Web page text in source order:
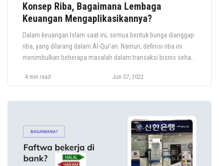
Konsep Riba, Bagaimana Lembaga
Keuangan Mengaplikasikannya?
Dalam keuangan Islam saat ini, semua bentuk bunga dianggap
riba, yang dilarang dalam Al-Qur’an. Namun, definisi riba ini
menimbulkan beberapa masalah dalam transaksi bisnis sehari-
operasional yang sangat mirip dengan bunga, sementara
artikel kami tentang Hukum Bekerja di Bank Artikel ini mencoba
4 min read Jun 07, 2022